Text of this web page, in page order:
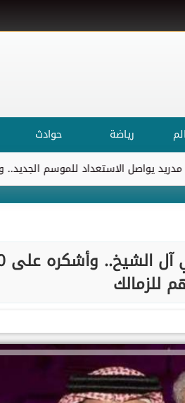
رياضة حوادث
الاستعداد للموسم الجديد.. وانضمام
للزمالك